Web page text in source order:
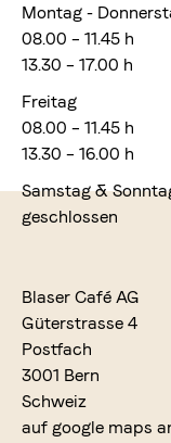
Montag -
08.00 – 11.45 h
13.30 – 17.00 h
Freitag
08.00 – 11.45 h
13.30 – 16.00 h
Samstag &
geschlossen
Blaser Café AG
Güterstrasse 4
Postfach
3001 Bern
Schweiz
auf google maps